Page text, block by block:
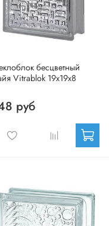
бесцветный
Vitrablok 19х19х8
руб